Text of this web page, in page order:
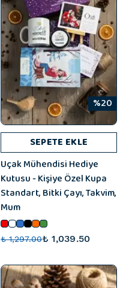
%20
SEPETE EKLE
Uçak Mühendisi Hediye
Kutusu - Kişiye Özel Kupa
Standart, Bitki Çayı, Takvim,
Mum
₺ 1,297.00₺ 1,039.50